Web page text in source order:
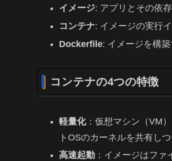
イメージ: アプリとその依
コンテナ: イメージの実行イ
Dockerfile: イメージを構築
コンテナの4つの特徴
軽量化：仮想マシン（VM
トOSのカーネルを共有し
高速起動：イメージはファ